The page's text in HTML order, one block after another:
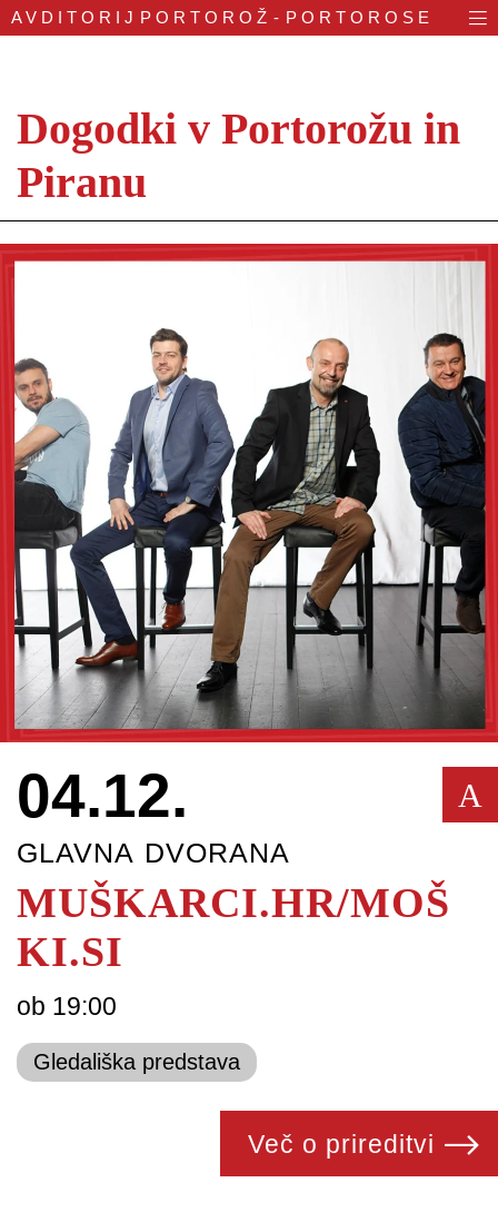
AVDITORIJ PORTOROŽ - PORTOROSE
Dogodki v Portorožu in
Piranu
04.12. A
GLAVNA DVORANA
MUŠKARCI.HR/MOŠ
KI.SI
ob 19:00
Gledališka predstava
Več o prireditvi